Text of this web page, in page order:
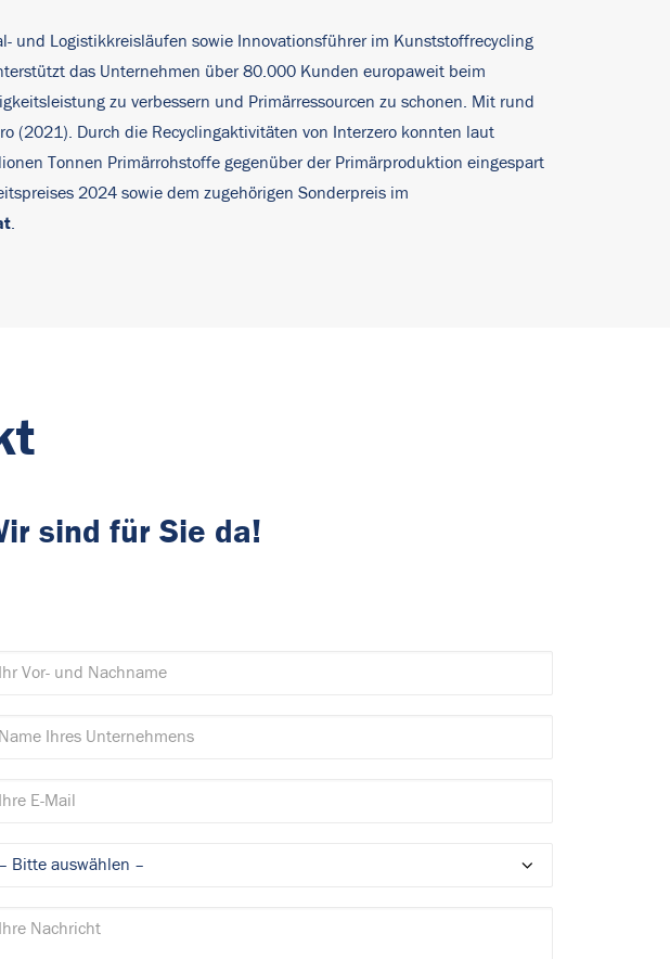
und Logistikkreisläufen sowie Innovationsführer im Kunststoffrecycling
das Unternehmen über 80.000 Kunden europaweit beim
zu verbessern und Primärressourcen zu schonen. Mit rund
(2021). Durch die Recyclingaktivitäten von Interzero konnten laut
Tonnen Primärrohstoffe gegenüber der Primärproduktion eingespart
2024 sowie dem zugehörigen Sonderpreis im
sind für Sie da!